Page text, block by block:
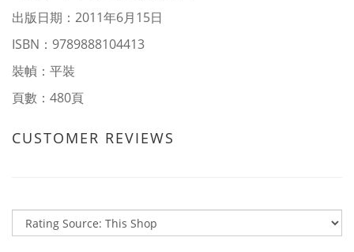
出版日期：2011年6月15日
ISBN：9789888104413
裝幀：平裝
頁數：480頁
CUSTOMER REVIEWS